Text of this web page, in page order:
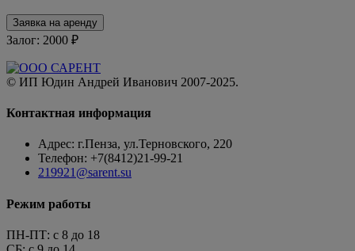
Заявка на аренду
Залог: 2000 ₽
© ИП Юдин Андрей Иванович 2007-2025.
Контактная информация
Адрес: г.Пенза, ул.Терновского, 220
Телефон: +7(8412)21-99-21
219921@sarent.su
Режим работы
ПН-ПТ: c 8 до 18